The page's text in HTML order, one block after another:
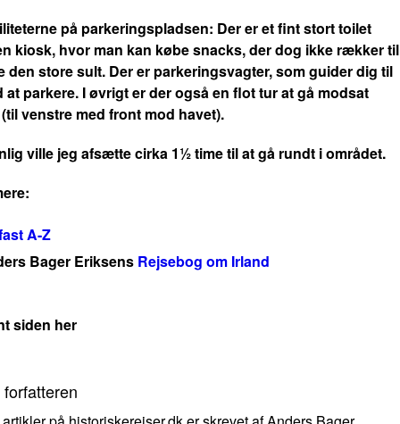
på parkeringspladsen: Der er et fint stort toilet
kiosk, hvor man kan købe snacks, der dog ikke rækker til
den store sult. Der er parkeringsvagter, som guider dig til
at parkere. I øvrigt er der også en flot tur at gå modsat
venstre med front mod havet).
ville jeg afsætte cirka 1½ time til at gå rundt i området.
A-Z
Bager Eriksens Rejsebog om Irland
siden her